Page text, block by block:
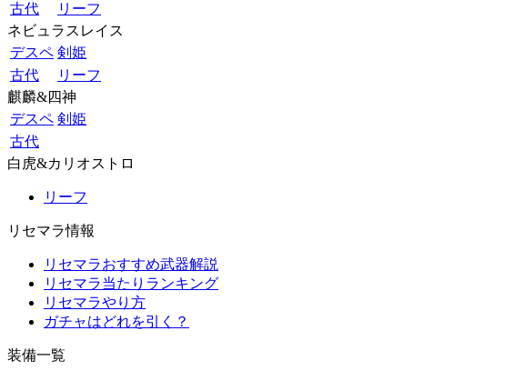
古代
リーフ
ネビュラスレイス
デスペ 剣姫
古代
リーフ
麒麟&四神
デスペ 剣姫
古代
白虎&カリオストロ
リーフ
リセマラ情報
リセマラおすすめ武器解説
リセマラ当たりランキング
リセマラやり方
ガチャはどれを引く？
装備一覧